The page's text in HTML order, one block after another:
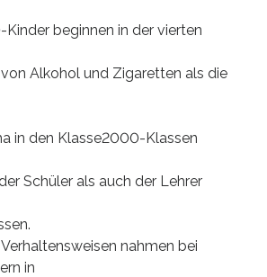
beginnen in der vierten
Alkohol und Zigaretten als die
in den Klasse2000-Klassen
Schüler als auch der Lehrer
nahmen bei
in